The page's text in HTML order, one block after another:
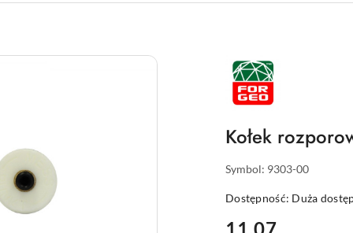
NAZWA
PRODUCENTA:
FORGEO
Kołek
Symbol: 9303-00
Dostępność: Duża
cena:
11.07